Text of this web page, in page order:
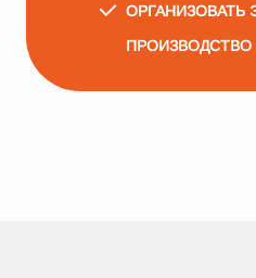
ОРГАНИЗОВАТЬ
ПРОИЗВОДСТВО